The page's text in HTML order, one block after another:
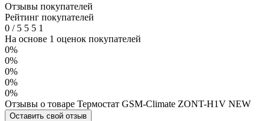
Отзывы покупателей
Рейтинг покупателей
0 /5 5 5 1
На основе 1 оценок покупателей
0%
0%
0%
0%
0%
Отзывы о товаре Термостат GSM-Climate ZONT-H1V NEW
Оставить свой отзыв